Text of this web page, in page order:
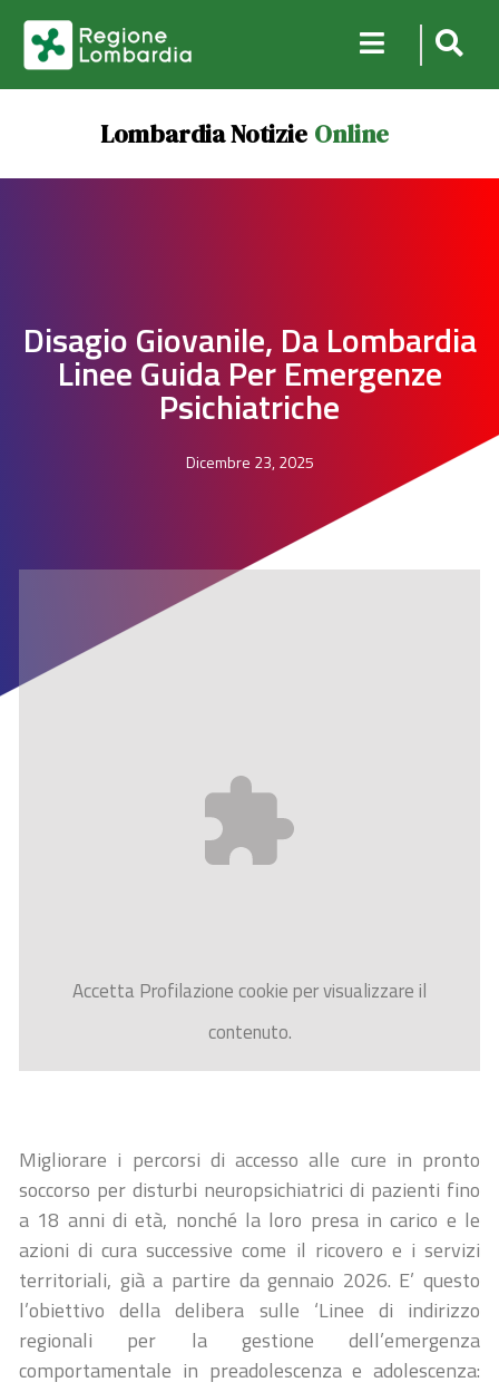
Lombardia Notizie Online
Disagio Giovanile, Da Lombardia
Linee Guida Per Emergenze
Psichiatriche
Dicembre 23, 2025
AccettaProfilazionecookie per visualizzare il
contenuto.
Migliorare i percorsi di accesso alle cure in pronto
soccorso per disturbi neuropsichiatrici di pazienti fino
a 18 anni di età, nonché la loro presa in carico e le
azioni di cura successive come il ricovero e i servizi
territoriali, già a partire da gennaio 2026. E’ questo
l’obiettivo della delibera sulle ‘Linee di indirizzo
regionali per la gestione dell’emergenza
comportamentale in preadolescenza e adolescenza: